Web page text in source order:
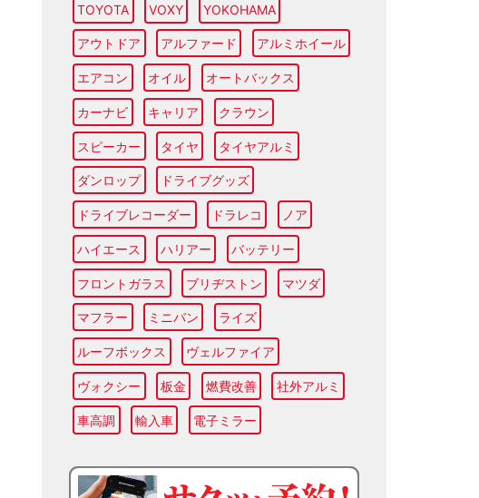
TOYOTA VOXY YOKOHAMA
アウトドア アルファード アルミホイール
エアコン オイル オートバックス
カーナビ キャリア クラウン
スピーカー タイヤ タイヤアルミ
ダンロップ ドライブグッズ
ドライブレコーダー ドラレコ ノア
ハイエース ハリアー バッテリー
フロントガラス ブリヂストン マツダ
マフラー ミニバン ライズ
ルーフボックス ヴェルファイア
ヴォクシー 板金 燃費改善 社外アルミ
車高調 輸入車 電子ミラー